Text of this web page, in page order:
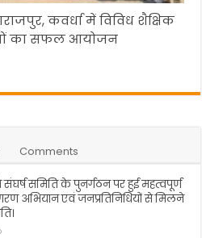
कवर्धा में विविध शैक्षिक
का सफल आयोजन
Comments
समिति के पुनर्गठन पर हुई महत्वपूर्ण
अभियान एवं जनप्रतिनिधियों से मिलने